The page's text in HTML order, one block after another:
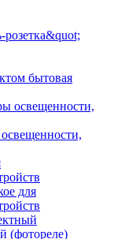
бытовая
для
(фотореле)